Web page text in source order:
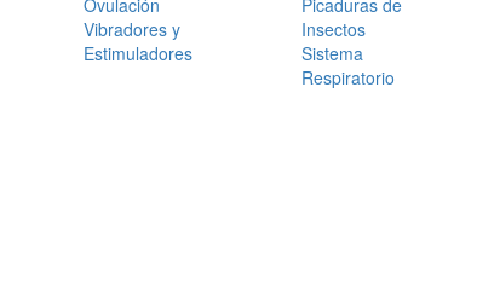
Ovulación
Vibradores y
Estimuladores
Picaduras de
Insectos
Sistema
Respiratorio